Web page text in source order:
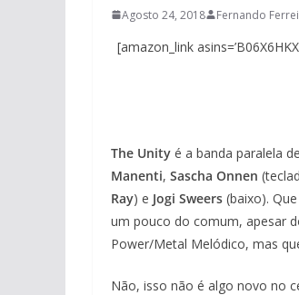
Agosto 24, 2018 Fernando
[amazon_link
The Unity é a banda paralela de
Manenti, Sascha Onnen
Ray) e Jogi Sweers (baixo).
um pouco do comum, apesar
Power/Metal Melódico, mas
Não, isso não é algo novo no